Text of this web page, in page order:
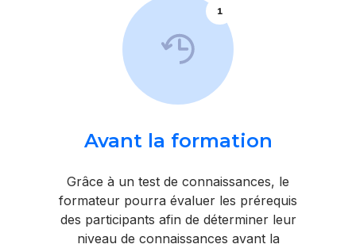
1
Avant la formation
Grâce à un test de connaissances, le
formateur pourra évaluer les prérequis
des participants afin de déterminer leur
niveau de connaissances avant la